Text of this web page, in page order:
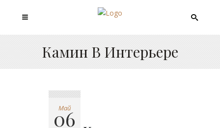
Камин В Интерьере
Май
06